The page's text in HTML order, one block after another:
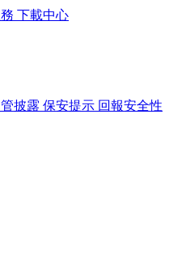
下載中心
披露 保安提示 回報安全性